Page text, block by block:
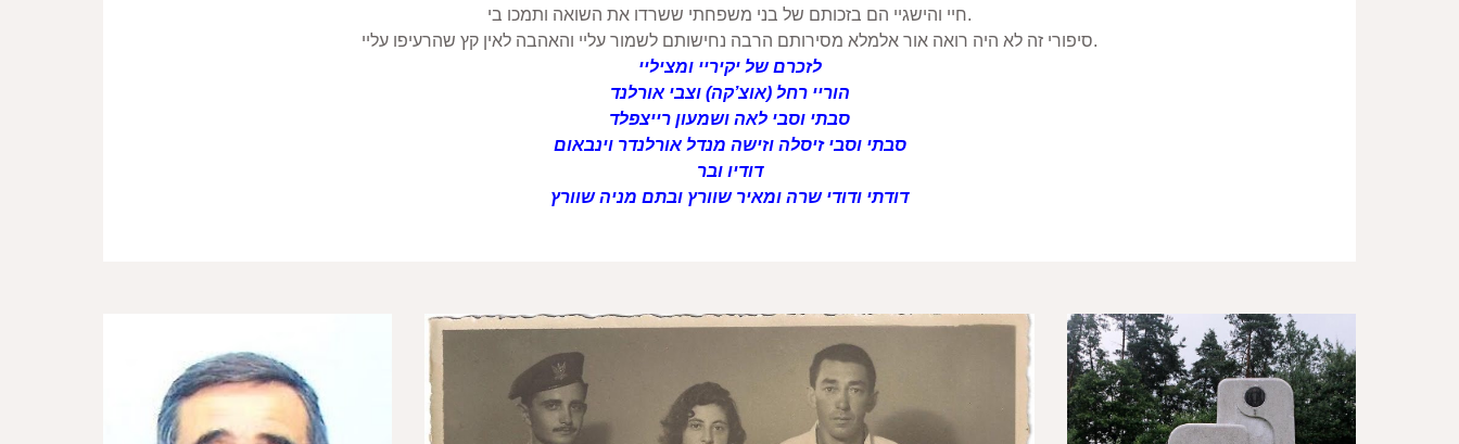
חיי והישגיי הם בזכותם של בני משפחתי ששרדו את השואה ותמכו בי.
סיפורי זה לא היה רואה אור אלמלא מסירותם הרבה נחישותם לשמור עליי והאהבה לאין קץ שהרעיפו עליי.
לזכרם של יקיריי ומציליי
הוריי רחל (אוצ’קה) וצבי אורלנד
סבתי וסבי לאה ושמעון רייצפלד
סבתי וסבי זיסלה וזישה מנדל אורלנדר וינבאום
דודיו ובר
דודתי ודודי שרה ומאיר שוורץ ובתם מניה שוורץ